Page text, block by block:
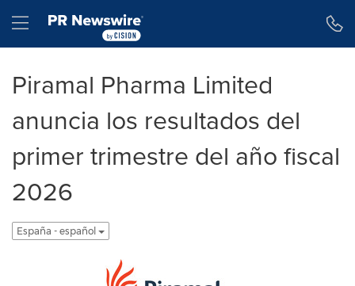
Hamburger menu
Piramal Pharma Limited
anuncia los resultados del
primer trimestre del año fiscal
2026
España - español